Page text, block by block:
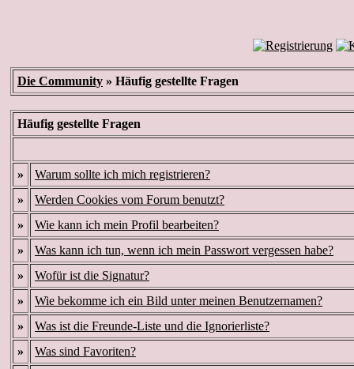
Die Community » Häufig gestellte Fragen
Häufig gestellte Fragen
»
Warum sollte ich mich registrieren?
»
Werden Cookies vom Forum benutzt?
»
Wie kann ich mein Profil bearbeiten?
»
Was kann ich tun, wenn ich mein Passwort vergessen habe?
»
Wofür ist die Signatur?
»
Wie bekomme ich ein Bild unter meinen Benutzernamen?
»
Was ist die Freunde-Liste und die Ignorierliste?
»
Was sind Favoriten?